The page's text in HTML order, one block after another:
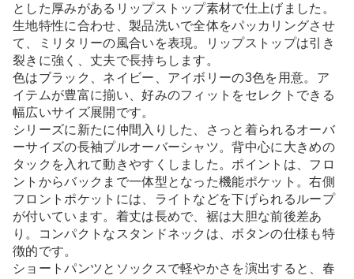
とした厚みがあるリップストップ素材で仕上げました。
生地特性に合わせ、製品洗いで全体をパッカリングさせ
て、ミリタリーの風合いを表現。リップストップは引き
裂きに強く、丈夫で長持ちします。
色はブラック、ネイビー、アイボリーの3色を用意。ア
イテムが豊富に揃い、好みのフィットをセレクトできる
幅広いサイズ展開です。
シリーズに新たに仲間入りした、さっと着られるオーバ
ーサイズの長袖プルオーバーシャツ。背中心に大きめの
タックを入れて動きやすくしました。ポイントは、フロ
ントからバックまで一体型となった機能ポケット。右側
フロントポケットには、ライトなどを下げられるループ
が付いています。着丈は長めで、裾は大胆な前後差あ
り。コンパクトなスタンドネックは、ボタンの仕様も特
徴的です。
ショートパンツとソックスで軽やかさを演出すると、春